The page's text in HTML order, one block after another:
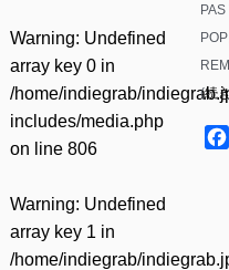
Warning: Undefined
array key 0 in
/home/indiegrab/
includes/media.php
on line 806
Warning: Undefined
array key 1 in
/home/indiegrab/
(続